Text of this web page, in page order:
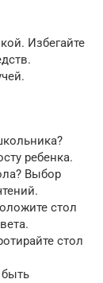
Избегайте
ребенка.
Выбор
стол
стол